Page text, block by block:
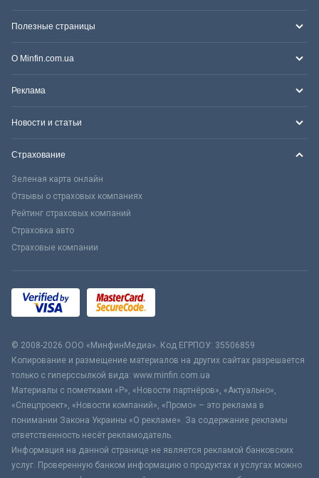
Полезные страницы
О Minfin.com.ua
Реклама
Новости и статьи
Страхование
Зеленая карта онлайн
Отзывы о страховых компаниях
Рейтинг страховых компаний
Страховка авто
Страховые компании
© 2008-2026 ООО «МинфинМедиа». Код ЕГРПОУ: 35506859
Копирование и размещение материалов на других сайтах разрешается
только с гиперссылкой вида: www.minfin.com.ua
Материалы с пометками «Р», «Новости партнёров», «Актуально»,
«Спецпроект», «Новости компаний», «Промо» – это реклама в
понимании Закона Украины «О рекламе». За содержание рекламы
ответственность несёт рекламодатель.
Информация на данной странице не является рекламой банковских
услуг. Проверенную банком информацию о продуктах и услугах можно